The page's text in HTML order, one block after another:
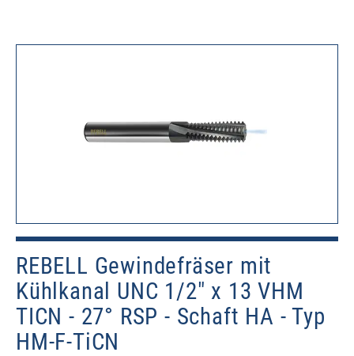
REBELL Gewindefräser mit
Kühlkanal UNC 1/2" x 13 VHM
TICN - 27° RSP - Schaft HA - Typ
HM-F-TiCN